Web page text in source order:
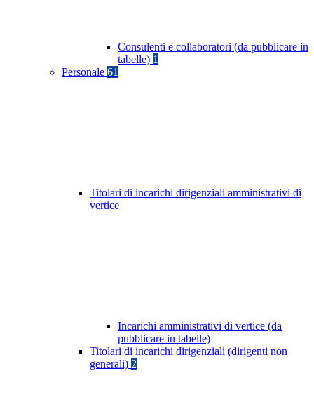
Consulenti e collaboratori (da pubblicare in
tabelle) 1
Personale 61
Titolari di incarichi dirigenziali amministrativi di
vertice
Incarichi amministrativi di vertice (da
pubblicare in tabelle)
Titolari di incarichi dirigenziali (dirigenti non
generali) 2